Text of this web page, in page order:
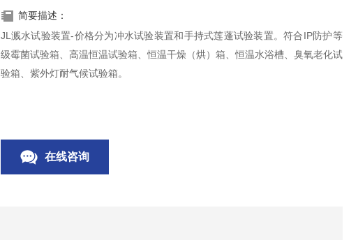
简要描述：
JL溅水试验装置-价格分为冲水试验装置和手持式莲蓬试验装置。符合IP防护等
级霉菌试验箱、高温恒温试验箱、恒温干燥（烘）箱、恒温水浴槽、臭氧老化试
验箱、紫外灯耐气候试验箱。
在线咨询